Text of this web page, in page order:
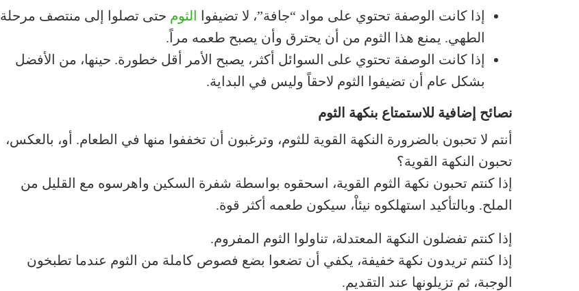
إذا كانت الوصفة تحتوي على مواد “جافة”، لا تضيفوا الثوم حتى تصلوا إلى منتصف مرحلة
الطهي. يمنع هذا الثوم من أن يحترق وأن يصبح طعمه مراً.
إذا كانت الوصفة تحتوي على السوائل أكثر، يصبح الأمر أقل خطورة. حينها، من الأفضل
بشكل عام أن تضيفوا الثوم لاحقاً وليس في البداية.
نصائح إضافية للاستمتاع بنكهة الثوم
أنتم لا تحبون بالضرورة النكهة القوية للثوم، وترغبون أن تخففوا منها في الطعام. أو، بالعكس،
تحبون النكهة القوية؟
إذا كنتم تحبون نكهة الثوم القوية، اسحقوه بواسطة شفرة السكين واهرسوه مع القليل من
الملح. وبالتأكيد استهلكوه نيئاْ، سيكون طعمه أكثر قوة.
إذا كنتم تفضلون النكهة المعتدلة، تناولوا الثوم المفروم.
إذا كنتم تريدون نكهة خفيفة، يكفي أن تضعوا بضع فصوص كاملة من الثوم عندما تطبخون
الوجبة، ثم تزيلونها عند التقديم.